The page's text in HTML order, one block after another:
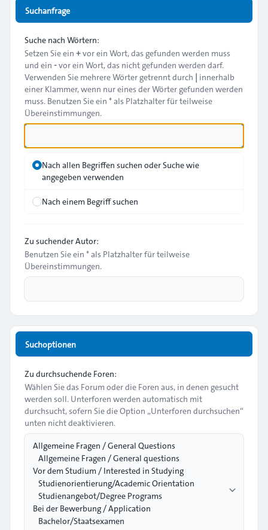
Suchanfrage
Suche nach Wörtern:
Setzen Sie ein +vor ein Wort, das gefunden werden muss
und ein -vor ein Wort, das nicht gefunden werden darf.
Verwenden Sie mehrere Wörter getrennt durch | innerhalb
einer Klammer, wenn nur eines der Wörter gefunden werden
muss. Benutzen Sie ein * als Platzhalter für teilweise
Übereinstimmungen.
Nach allen Begriffen suchen oder Suche wie
angegeben verwenden
Nach einem Begriff suchen
Zu suchender Autor:
Benutzen Sie ein * als Platzhalter für teilweise
Übereinstimmungen.
Suchoptionen
Zu durchsuchende Foren:
Wählen Sie das Forum oder die Foren aus, in denen gesucht
werden soll. Unterforen werden automatisch mit
durchsucht, sofern Sie die Option „Unterforen durchsuchen“
unten nicht deaktivieren.